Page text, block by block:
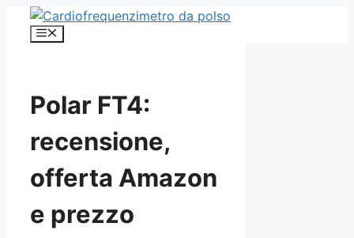
Menu
Polar FT4:
recensione,
offerta Amazon
e prezzo